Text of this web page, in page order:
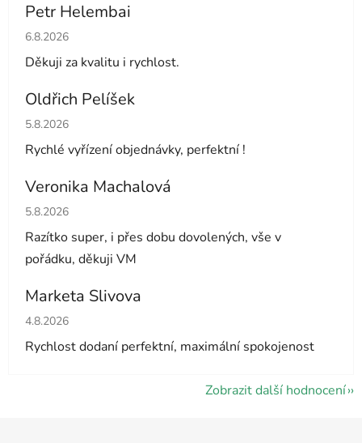
Petr Helembai
Hodnocení obchodu je 5 z 5 hvězdiček.
6.8.2026
Děkuji za kvalitu i rychlost.
Oldřich Pelíšek
Hodnocení obchodu je 5 z 5 hvězdiček.
5.8.2026
Rychlé vyřízení objednávky, perfektní !
Veronika Machalová
Hodnocení obchodu je 5 z 5 hvězdiček.
5.8.2026
Razítko super, i přes dobu dovolených, vše v
pořádku, děkuji VM
Marketa Slivova
Hodnocení obchodu je 5 z 5 hvězdiček.
4.8.2026
Rychlost dodaní perfektní, maximální spokojenost
Zobrazit další hodnocení